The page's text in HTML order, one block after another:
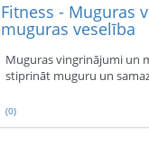
Fitness - Muguras
muguras veselība
Muguras vingrinājumi un
stiprināt muguru un
(0)